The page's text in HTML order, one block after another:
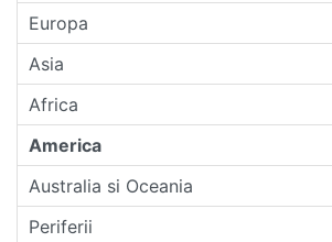
Europa
Asia
Africa
America
Australia si Oceania
Periferii